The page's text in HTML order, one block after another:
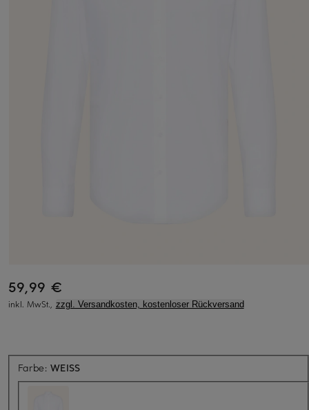
59,99 €
inkl. MwSt., zzgl. Versandkosten, kostenloser Rückversand
Farbe:WEISS